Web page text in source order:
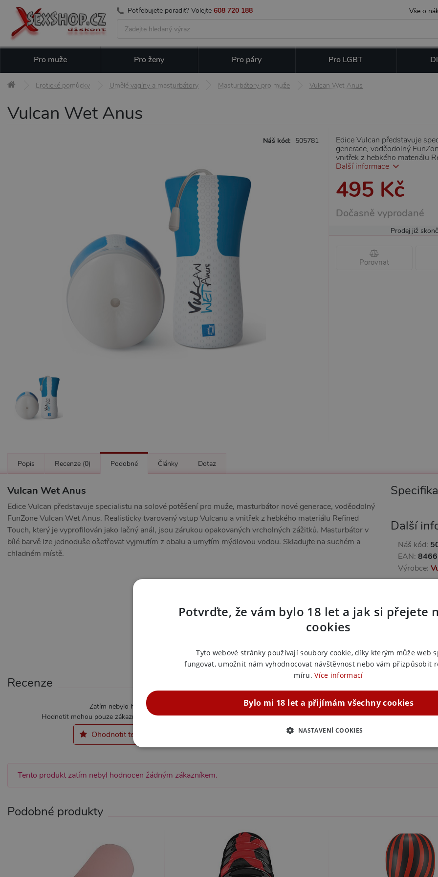
Potřebujete poradit? Volejte 608 720 188 Vše o
Pro muže Pro ženy Pro páry Pro LGBT
Erotické pomůcky Umělé vagíny a masturbátory Masturbátory pro muže Vulcan Wet Anus
Vulcan Wet Anus
Náš kód: 505781
Edice Vulcan představuje
generace, voděodolný
vnitřek z hebkého materiálu
Další informace
495 Kč
Dočasně vyprodané
Prodej již
Porovnat
Popis Recenze (0) Podobné Články Dotaz
Vulcan Wet Anus
Edice Vulcan představuje specialistu na solové potěšení pro muže, masturbátor nové generace, voděodolný
FunZone Vulcan Wet Anus. Realisticky tvarovaný vstup Vulcanu a vnitřek z hebkého materiálu Refined
Touch, který je vyprofilován jako lačný anál, jsou zárukou opakovaných vrcholných zážitků. Masturbátor v
bílé barvě lze jednoduše ošetřovat vyjmutím z obalu a umytím mýdlovou vodou. Skladujte na suchém a
chladném místě.
Další
Náš kód:
EAN:
Výrobce:
Recenze
Zatím nebylo hodnoceno
Hodnotit mohou pouze zákazníci kteří produkt zakoupili.
Ohodnotit tento produkt
Tento produkt zatím nebyl hodnocen žádným zákazníkem.
Podobné produkty
Potvrďte, že vám bylo 18 let a jak si přejete
cookies
Tyto webové stránky používají soubory cookie, díky kterým může web
fungovat, umožnit nám vyhodnocovat návštěvnost nebo vám přizpůsobit
míru. Více informací
Bylo mi 18 let a přijímám všechny cookies
NASTAVENÍ COOKIES
NEZBYTNĚ NUTNÉ ANALYTICKÉ MARKETINGOVÉ
Provider / Doména
CookieScript
.xsexshop.cz
Tento soubor cookie používá služba Cookie-Script.com
předvoleb souhlasu se soubory cookie návštěvníků. Je
Cookie-Script.com fungoval správně.